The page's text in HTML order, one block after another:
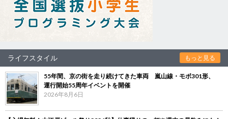
ライフスタイル もっと見る
55年間、京の街を走り続けてきた車両 嵐山線・モボ301形、
運行開始55周年イベントを開催
2026年8月6日